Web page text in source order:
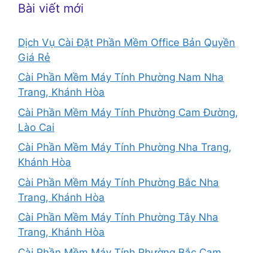
Bài viết mới
Dịch Vụ Cài Đặt Phần Mềm Office Bản Quyền
Giá Rẻ
Cài Phần Mềm Máy Tính Phường Nam Nha
Trang, Khánh Hòa
Cài Phần Mềm Máy Tính Phường Cam Đường,
Lào Cai
Cài Phần Mềm Máy Tính Phường Nha Trang,
Khánh Hòa
Cài Phần Mềm Máy Tính Phường Bắc Nha
Trang, Khánh Hòa
Cài Phần Mềm Máy Tính Phường Tây Nha
Trang, Khánh Hòa